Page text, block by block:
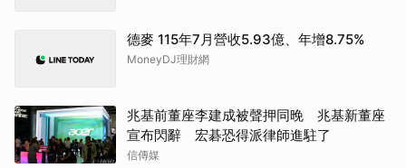
德麥 115年7月營收5.93億、年增8.75%
MoneyDJ理財網
兆基前董座李建成被聲押同晚 兆基新董座
宣布閃辭 宏碁恐得派律師進駐了
信傳媒